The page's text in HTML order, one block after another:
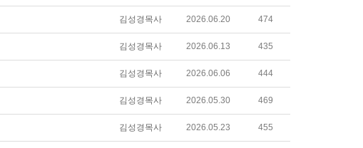
김성경목사 2026.06.20 474
김성경목사 2026.06.13 435
김성경목사 2026.06.06 444
김성경목사 2026.05.30 469
김성경목사 2026.05.23 455